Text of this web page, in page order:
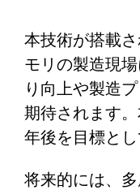
本技術が搭載
モリの製造現
り向上や製造
期待されます
年後を目標とし
将来的には、